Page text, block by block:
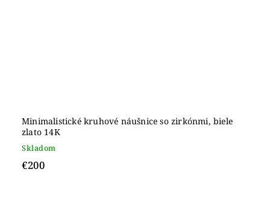
Minimalistické kruhové náušnice so zirkónmi, biele
zlato 14K
Skladom
€200